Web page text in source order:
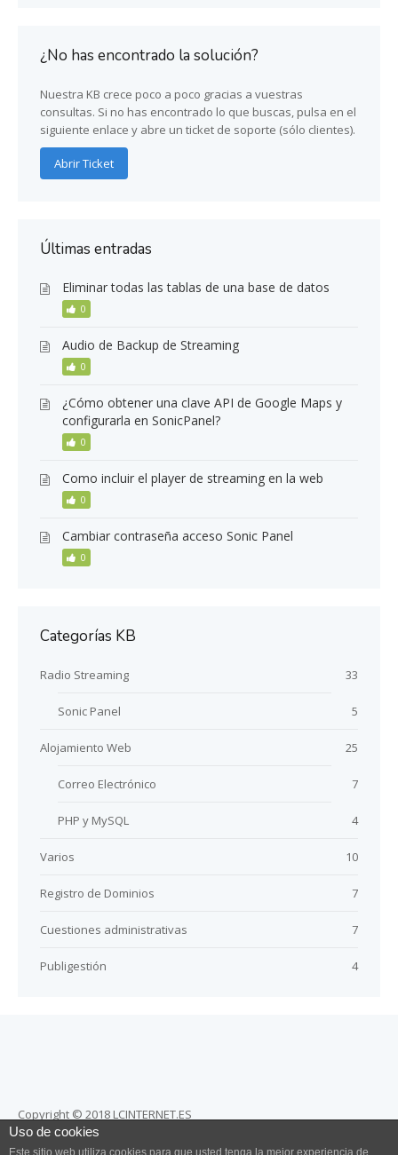
¿No has encontrado la solución?
Nuestra KB crece poco a poco gracias a vuestras
consultas. Si no has encontrado lo que buscas, pulsa en el
siguiente enlace y abre un ticket de soporte (sólo clientes).
Abrir Ticket
Últimas entradas
Eliminar todas las tablas de una base de datos
0
Audio de Backup de Streaming
0
¿Cómo obtener una clave API de Google Maps y
configurarla en SonicPanel?
0
Como incluir el player de streaming en la web
0
Cambiar contraseña acceso Sonic Panel
0
Categorías KB
Radio Streaming 33
Sonic Panel 5
Alojamiento Web 25
Correo Electrónico 7
PHP y MySQL 4
Varios 10
Registro de Dominios 7
Cuestiones administrativas 7
Publigestión 4
Copyright © 2018 LCINTERNET.ES
Totalmente prohibida la reproducción total o parcial de estos
Uso de cookies
Este sitio web utiliza cookies para que usted tenga la mejor experiencia de